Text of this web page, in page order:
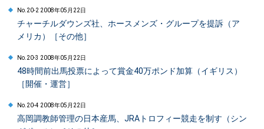
No.20-2 2008年05月22日
チャーチルダウンズ社、ホースメンズ・グループを提訴（ア
メリカ）［その他］
No.20-3 2008年05月22日
48時間前出馬投票によって賞金40万ポンド加算（イギリス）
［開催・運営］
No.20-4 2008年05月22日
高岡調教師管理の日本産馬、JRAトロフィー競走を制す（シン